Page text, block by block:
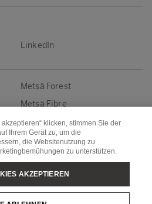
LinkedIn
Metsä Forest
Metsä Fibre
Metsä Spring
klicken, stimmen Sie der
Ihrem Gerät zu, um die
die Websitenutzung zu
zu unterstützen.
AKZEPTIEREN